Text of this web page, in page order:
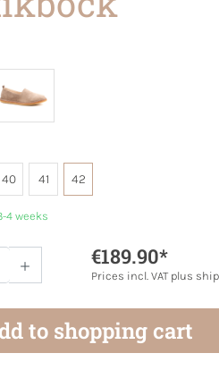
40 41 42
4 weeks
Enter the desired
€189.90*
Prices incl. VAT plus
to shopping cart